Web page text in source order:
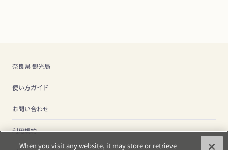
奈良県 観光局
使い方ガイド
お問い合わせ
利用規約
When you visit any website, it may store or retrieve